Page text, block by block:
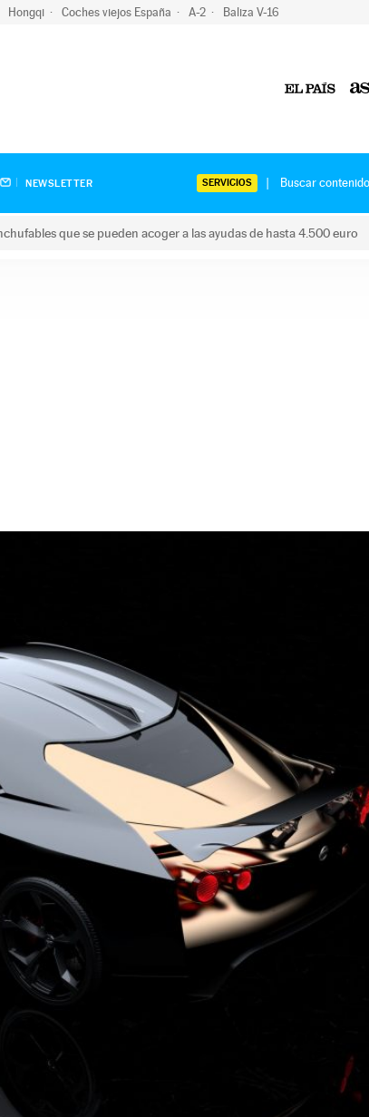
Hongqi Coches viejos España A-2 Baliza V-16
NEWSLETTER SERVICIOS
que se pueden acoger a las ayudas de hasta 4.500 euro